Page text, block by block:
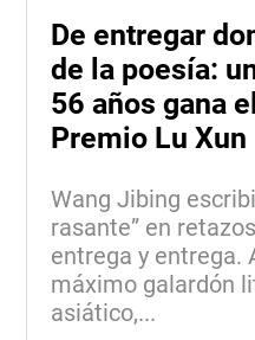
De entregar
de la poesía:
56 años gana
Premio Lu Xun
Wang Jibing
rasante” en
entrega y entrega.
máximo galardón
asiático,...